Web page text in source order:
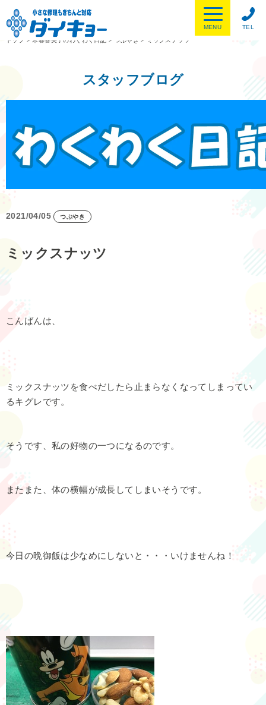
TEL
MENU
トップ
> 木暮喜美子のわくわく日記 > つぶやき > ミックスナッツ
スタッフブログ
2021/04/05 つぶやき
ミックスナッツ
こんばんは、
ミックスナッツを食べだしたら止まらなくなってしまってい
るキグレです。
そうです、私の好物の一つになるのです。
またまた、体の横幅が成長してしまいそうです。
今日の晩御飯は少なめにしないと・・・いけませんね！